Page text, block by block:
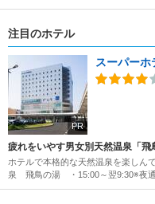
注目のホテル
PR
スーパー
疲れをいやす男女別天然温泉「飛
ホテルで本格的な天然温泉を楽しん
泉 飛鳥の湯 ・15:00～翌9:30※夜通